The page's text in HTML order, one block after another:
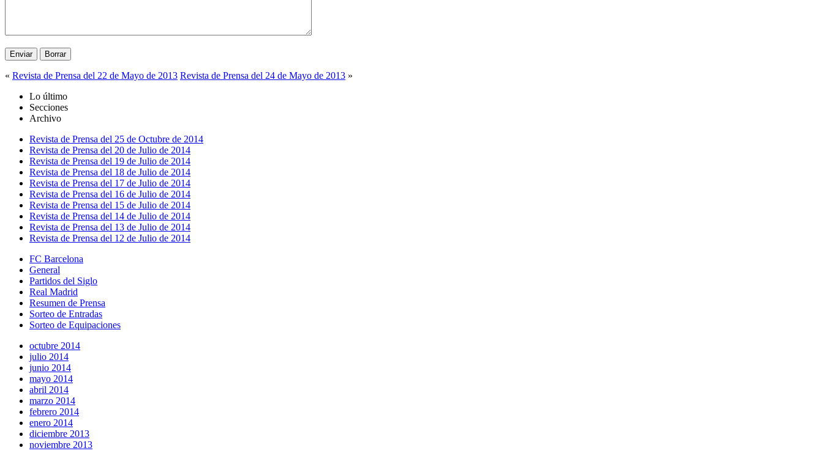
« Revista de Prensa del 22 de Mayo de 2013 Revista de Prensa del 24 de Mayo de 2013 »
Lo último
Secciones
Archivo
Revista de Prensa del 25 de Octubre de 2014
Revista de Prensa del 20 de Julio de 2014
Revista de Prensa del 19 de Julio de 2014
Revista de Prensa del 18 de Julio de 2014
Revista de Prensa del 17 de Julio de 2014
Revista de Prensa del 16 de Julio de 2014
Revista de Prensa del 15 de Julio de 2014
Revista de Prensa del 14 de Julio de 2014
Revista de Prensa del 13 de Julio de 2014
Revista de Prensa del 12 de Julio de 2014
FC Barcelona
General
Partidos del Siglo
Real Madrid
Resumen de Prensa
Sorteo de Entradas
Sorteo de Equipaciones
octubre 2014
julio 2014
junio 2014
mayo 2014
abril 2014
marzo 2014
febrero 2014
enero 2014
diciembre 2013
noviembre 2013